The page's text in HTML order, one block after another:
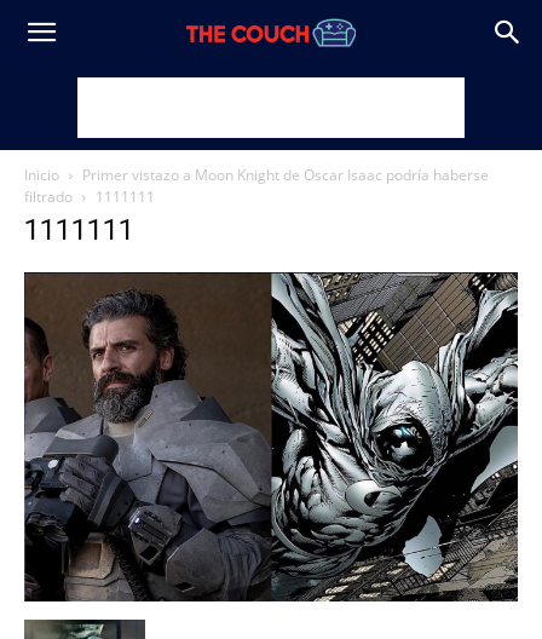
Inicio
Primer vistazo a Moon Knight de Oscar Isaac podría haberse
filtrado
1111111
1111111